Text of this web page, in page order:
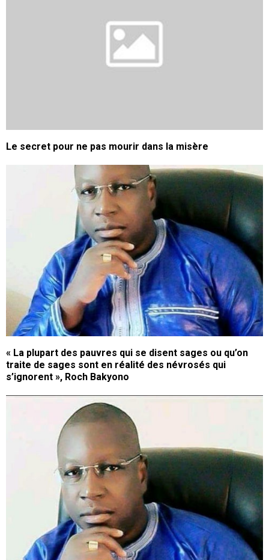
Le secret pour ne pas mourir dans la misère
« La plupart des pauvres qui se disent sages ou qu’on
traite de sages sont en réalité des névrosés qui
s’ignorent », Roch Bakyono